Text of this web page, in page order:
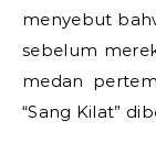
menyebut
sebelum
medan
“Sang Kilat”